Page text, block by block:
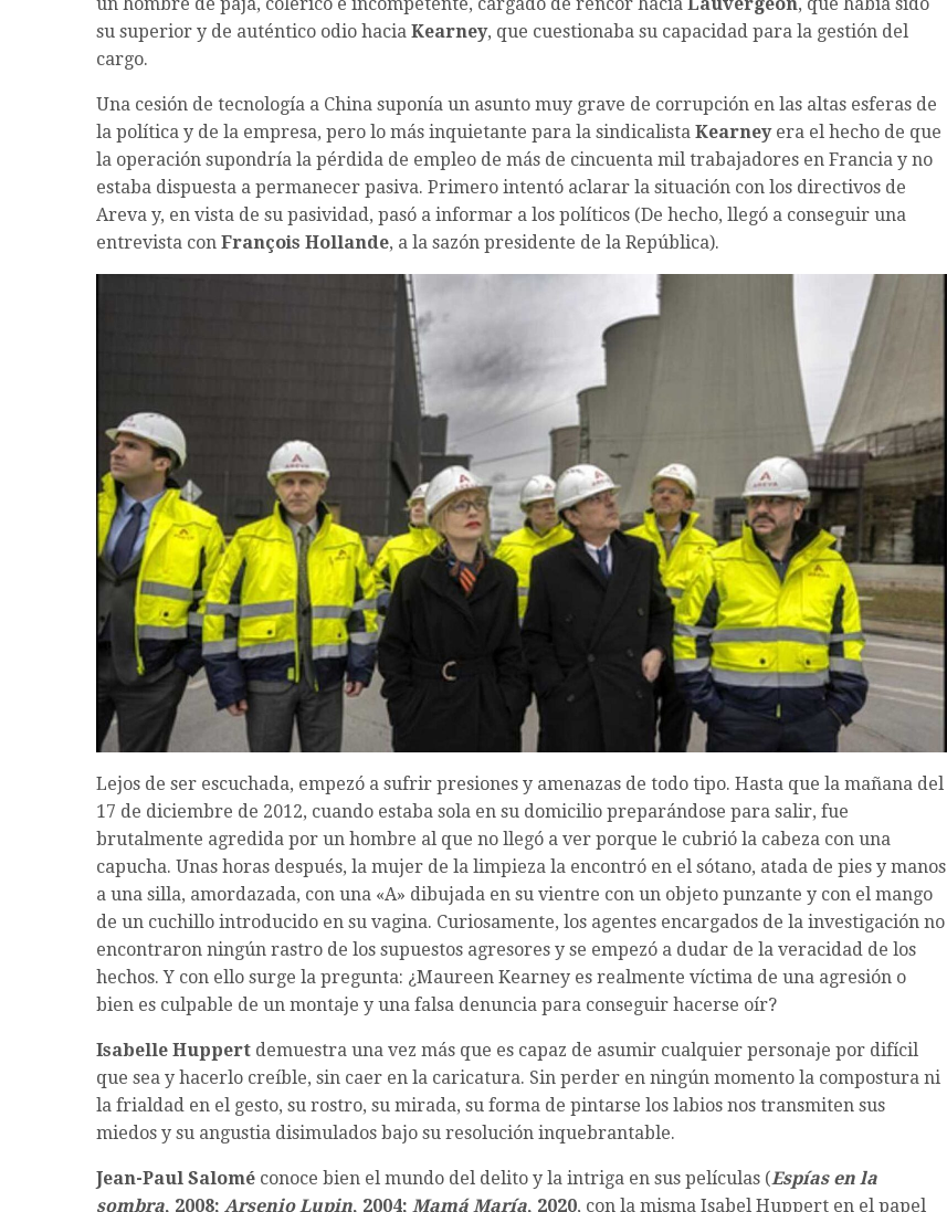
un hombre de paja, colérico e incompetente, cargado de rencor hacia Lauvergeon, que había sido
su superior y de auténtico odio hacia Kearney, que cuestionaba su capacidad para la gestión del
cargo.
Una cesión de tecnología a China suponía un asunto muy grave de corrupción en las altas esferas de
la política y de la empresa, pero lo más inquietante para la sindicalista Kearneyera el hecho de que
la operación supondría la pérdida de empleo de más de cincuenta mil trabajadores en Francia y no
estaba dispuesta a permanecer pasiva. Primero intentó aclarar la situación con los directivos de
Areva y, en vista de su pasividad, pasó a informar a los políticos (De hecho, llegó a conseguir una
entrevista con François Hollande, a la sazón presidente de la República).
Lejos de ser escuchada, empezó a sufrir presiones y amenazas de todo tipo. Hasta que la mañana del
17 de diciembre de 2012, cuando estaba sola en su domicilio preparándose para salir, fue
brutalmente agredida por un hombre al que no llegó a ver porque le cubrió la cabeza con una
capucha. Unas horas después, la mujer de la limpieza la encontró en el sótano, atada de pies y manos
a una silla, amordazada, con una «A» dibujada en su vientre con un objeto punzante y con el mango
de un cuchillo introducido en su vagina. Curiosamente, los agentes encargados de la investigación no
encontraron ningún rastro de los supuestos agresores y se empezó a dudar de la veracidad de los
hechos. Y con ello surge la pregunta: ¿Maureen Kearney es realmente víctima de una agresión o
bien es culpable de un montaje y una falsa denuncia para conseguir hacerse oír?
Isabelle Huppert demuestra una vez más que es capaz de asumir cualquier personaje por difícil
que sea y hacerlo creíble, sin caer en la caricatura. Sin perder en ningún momento la compostura ni
la frialdad en el gesto, su rostro, su mirada, su forma de pintarse los labios nos transmiten sus
miedos y su angustia disimulados bajo su resolución inquebrantable.
Jean-Paul Salomé conoce bien el mundo del delito y la intriga en sus películas (Espías en la
sombra, 2008; Arsenio Lupin, 2004; Mamá María, 2020, con la misma Isabel Huppert en el papel